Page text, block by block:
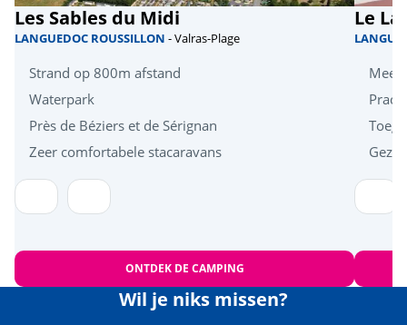
Les Sables du Midi
LANGUEDOC ROUSSILLON - Valras-Plage
Strand op 800m afstand
Waterpark
Près de Béziers et de Sérignan
Zeer comfortabele stacaravans
ONTDEK DE CAMPING
Le
Wil je niks missen?